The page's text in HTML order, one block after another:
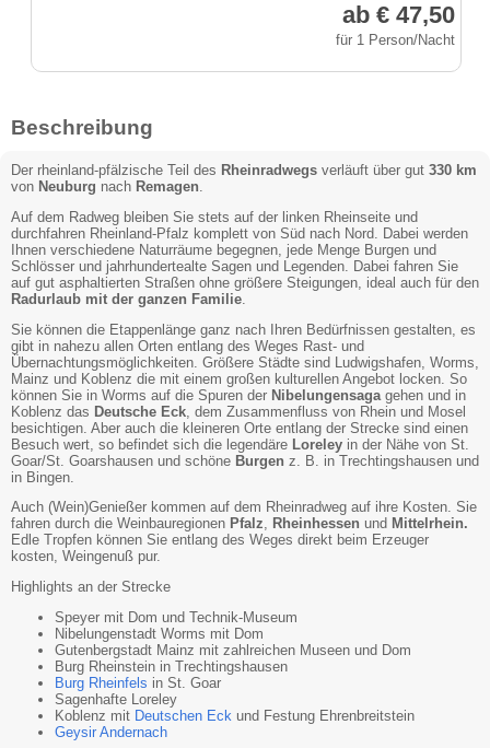
ab € 47,50
für 1 Person/Nacht
Beschreibung
Der rheinland-pfälzische Teil des Rheinradwegs verläuft über gut 330 km
von Neuburg nach Remagen.
Auf dem Radweg bleiben Sie stets auf der linken Rheinseite und
durchfahren Rheinland-Pfalz komplett von Süd nach Nord. Dabei werden
Ihnen verschiedene Naturräume begegnen, jede Menge Burgen und
Schlösser und jahrhundertealte Sagen und Legenden. Dabei fahren Sie
auf gut asphaltierten Straßen ohne größere Steigungen, ideal auch für den
Radurlaub mit der ganzen Familie
Sie können die Etappenlänge ganz nach Ihren Bedürfnissen gestalten, es
gibt in nahezu allen Orten entlang des Weges Rast- und
Übernachtungsmöglichkeiten. Größere Städte sind Ludwigshafen, Worms,
Mainz und Koblenz die mit einem großen kulturellen Angebot locken. So
können Sie in Worms auf die Spuren der Nibelungensaga gehen und in
Koblenz das Deutsche Eck , dem Zusammenfluss von Rhein und Mosel
besichtigen. Aber auch die kleineren Orte entlang der Strecke sind einen
Besuch wert, so befindet sich die legendäre Loreley in der Nähe von St.
Goar/St. Goarshausen und schöne Burgen z. B. in Trechtingshausen und
in Bingen.
Auch (Wein)Genießer kommen auf dem Rheinradweg auf ihre Kosten. Sie
fahren durch die Weinbauregionen Pfalz, Rheinhessen und Mittelrhein.
Edle Tropfen können Sie entlang des Weges direkt beim Erzeuger
kosten, Weingenuß pur.
Highlights an der Strecke
Speyer mit Dom und Technik-Museum
Nibelungenstadt Worms mit Dom
Gutenbergstadt Mainz mit zahlreichen Museen und Dom
Burg Rheinstein in Trechtingshausen
Burg Rheinfels in St. Goar
Sagenhafte Loreley
Koblenz mit Deutschen Eck und Festung Ehrenbreitstein
Geysir Andernach